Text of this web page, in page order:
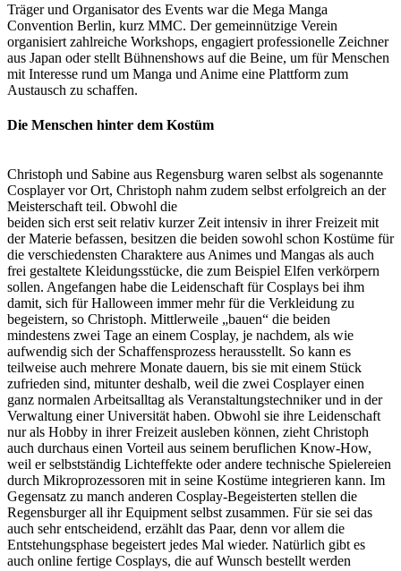
Träger und Organisator des Events war die Mega Manga
Convention Berlin, kurz MMC. Der gemeinnützige Verein
organisiert zahlreiche Workshops, engagiert professionelle Zeichner
aus Japan oder stellt Bühnenshows auf die Beine, um für Menschen
mit Interesse rund um Manga und Anime eine Plattform zum
Austausch zu schaffen.
Die Menschen hinter dem Kostüm
Christoph und Sabine aus Regensburg waren selbst als sogenannte
Cosplayer vor Ort, Christoph nahm zudem selbst erfolgreich an der
Meisterschaft teil. Obwohl die
beiden sich erst seit relativ kurzer Zeit intensiv in ihrer Freizeit mit
der Materie befassen, besitzen die beiden sowohl schon Kostüme für
die verschiedensten Charaktere aus Animes und Mangas als auch
frei gestaltete Kleidungsstücke, die zum Beispiel Elfen verkörpern
sollen. Angefangen habe die Leidenschaft für Cosplays bei ihm
damit, sich für Halloween immer mehr für die Verkleidung zu
begeistern, so Christoph. Mittlerweile „bauen“ die beiden
mindestens zwei Tage an einem Cosplay, je nachdem, als wie
aufwendig sich der Schaffensprozess herausstellt. So kann es
teilweise auch mehrere Monate dauern, bis sie mit einem Stück
zufrieden sind, mitunter deshalb, weil die zwei Cosplayer einen
ganz normalen Arbeitsalltag als Veranstaltungstechniker und in der
Verwaltung einer Universität haben. Obwohl sie ihre Leidenschaft
nur als Hobby in ihrer Freizeit ausleben können, zieht Christoph
auch durchaus einen Vorteil aus seinem beruflichen Know-How,
weil er selbstständig Lichteffekte oder andere technische Spielereien
durch Mikroprozessoren mit in seine Kostüme integrieren kann. Im
Gegensatz zu manch anderen Cosplay-Begeisterten stellen die
Regensburger all ihr Equipment selbst zusammen. Für sie sei das
auch sehr entscheidend, erzählt das Paar, denn vor allem die
Entstehungsphase begeistert jedes Mal wieder. Natürlich gibt es
auch online fertige Cosplays, die auf Wunsch bestellt werden